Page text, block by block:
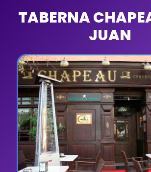
TABERNA
JUAN